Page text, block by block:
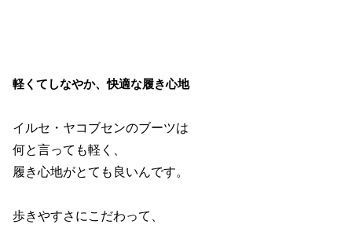
軽くてしなやか、快適な履き心地
イルセ・ヤコブセンのブーツは
何と言っても軽く、
履き心地がとても良いんです。
歩きやすさにこだわって、